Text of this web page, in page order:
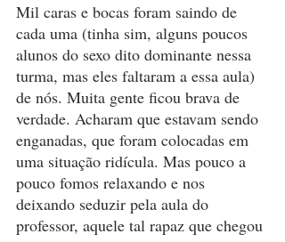
Mil caras e bocas foram saindo de
cada uma (tinha sim, alguns poucos
alunos do sexo dito dominante nessa
turma, mas eles faltaram a essa aula)
de nós. Muita gente ficou brava de
verdade. Acharam que estavam sendo
enganadas, que foram colocadas em
uma situação ridícula. Mas pouco a
pouco fomos relaxando e nos
deixando seduzir pela aula do
professor, aquele tal rapaz que chegou